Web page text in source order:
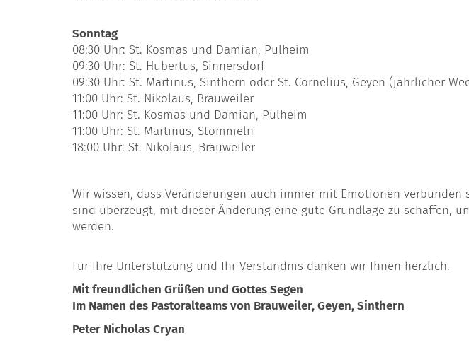
Sonntag
08:30 Uhr: St. Kosmas und Damian, Pulheim
09:30 Uhr: St. Hubertus, Sinnersdorf
09:30 Uhr: St. Martinus, Sinthern oder St. Cornelius, Geyen (jährlicher
11:00 Uhr: St. Nikolaus, Brauweiler
11:00 Uhr: St. Kosmas und Damian, Pulheim
11:00 Uhr: St. Martinus, Stommeln
18:00 Uhr: St. Nikolaus, Brauweiler
Wir wissen, dass Veränderungen auch immer mit Emotionen
sind überzeugt, mit dieser Änderung eine gute Grundlage zu schaffen,
werden.
Für Ihre Unterstützung und Ihr Verständnis danken wir Ihnen herzlich.
Mit freundlichen Grüßen und Gottes Segen
Im Namen des Pastoralteams von Brauweiler, Geyen, Sinthern
Peter Nicholas Cryan